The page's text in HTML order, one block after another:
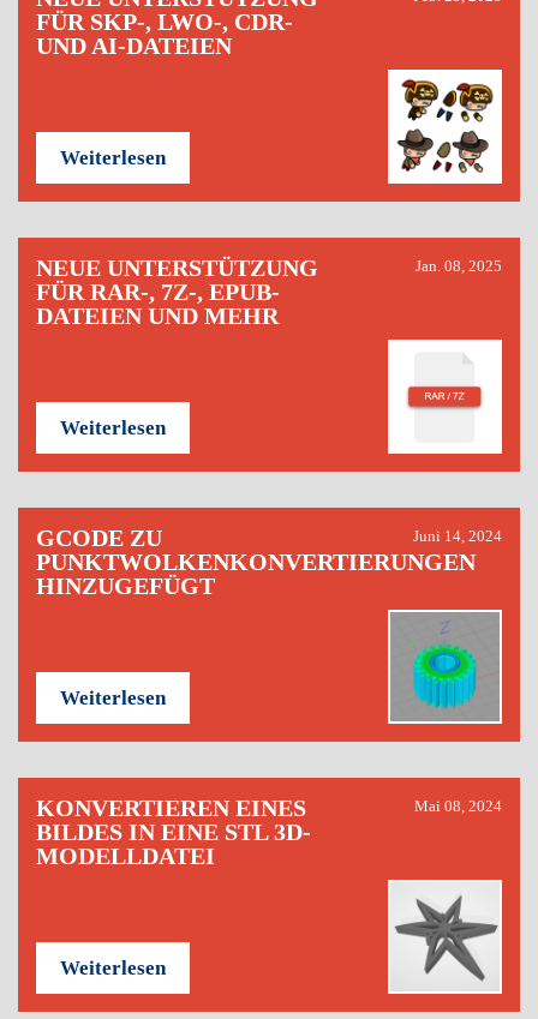
FÜR SKP-, LWO-, CDR-
UND AI-DATEIEN
Weiterlesen
NEUE UNTERSTÜTZUNG
FÜR RAR-, 7Z-, EPUB-
DATEIEN UND MEHR
Jan. 08, 2025
Weiterlesen
GCODE ZU
PUNKTWOLKENKONVERTIERUNGEN
HINZUGEFÜGT
Juni 14, 2024
Weiterlesen
KONVERTIEREN EINES
BILDES IN EINE STL 3D-
MODELLDATEI
Mai 08, 2024
Weiterlesen